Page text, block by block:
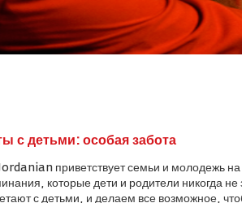
с детьми: особая забота
приветствует семьи и молодежь
которые дети и родители никогда
с детьми, и делаем все возможное,